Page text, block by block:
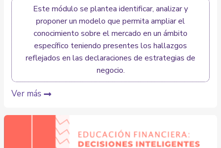
Este módulo se plantea identificar, analizar y
proponer un modelo que permita ampliar el
conocimiento sobre el mercado en un ámbito
específico teniendo presentes los hallazgos
reflejados en las declaraciones de estrategias de
negocio.
Ver más